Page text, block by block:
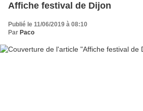
Affiche festival de Dijon
Publié le 11/06/2019 à 08:10
Par Paco